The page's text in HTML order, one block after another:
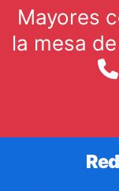
Mayores
la mesa